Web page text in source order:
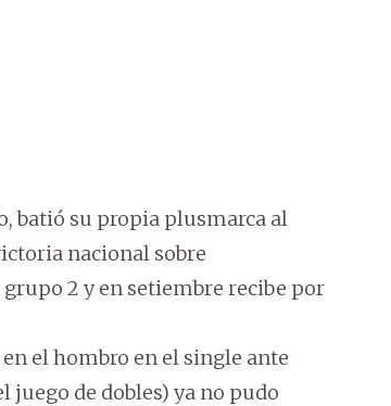
batió su propia plusmarca al
nacional sobre
2 y en setiembre recibe por
el hombro en el single ante
juego de dobles) ya no pudo